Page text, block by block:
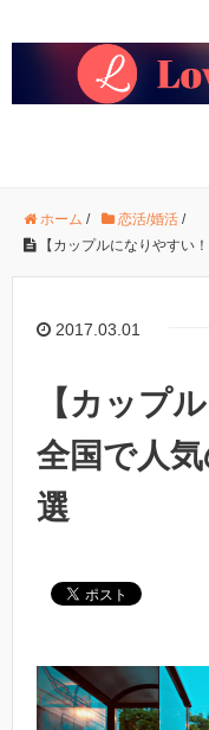
ホーム / 恋活/婚活 /
【カップルになりやすい
2017.03.01
【カップ
全国で人
選